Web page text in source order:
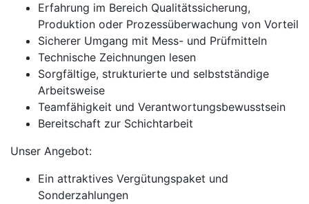
Erfahrung im Bereich Qualitätssicherung,
Produktion oder Prozessüberwachung von Vorteil
Sicherer Umgang mit Mess- und Prüfmitteln
Technische Zeichnungen lesen
Sorgfältige, strukturierte und selbstständige
Arbeitsweise
Teamfähigkeit und Verantwortungsbewusstsein
Bereitschaft zur Schichtarbeit
Unser Angebot:
Ein attraktives Vergütungspaket und
Sonderzahlungen